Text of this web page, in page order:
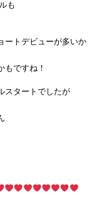
も
ートデビューが多いか
もですね！
スタートでしたが